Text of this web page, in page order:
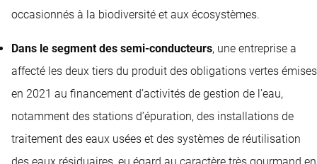
occasionnés à la biodiversité et aux écosystèmes.
Dans le segment des semi-conducteurs, une entreprise a
affecté les deux tiers du produit des obligations vertes émises
en 2021 au financement d’activités de gestion de l’eau,
notamment des stations d’épuration, des installations de
traitement des eaux usées et des systèmes de réutilisation